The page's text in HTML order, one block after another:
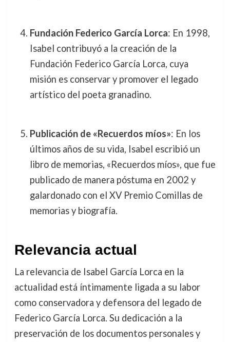
Fundación Federico García Lorca: En 1998,
Isabel contribuyó a la creación de la
Fundación Federico García Lorca, cuya
misión es conservar y promover el legado
artístico del poeta granadino.
Publicación de «Recuerdos míos»: En los
últimos años de su vida, Isabel escribió un
libro de memorias, «Recuerdos míos», que fue
publicado de manera póstuma en 2002 y
galardonado con el XV Premio Comillas de
memorias y biografía.
Relevancia actual
La relevancia de Isabel García Lorca en la
actualidad está íntimamente ligada a su labor
como conservadora y defensora del legado de
Federico García Lorca. Su dedicación a la
preservación de los documentos personales y